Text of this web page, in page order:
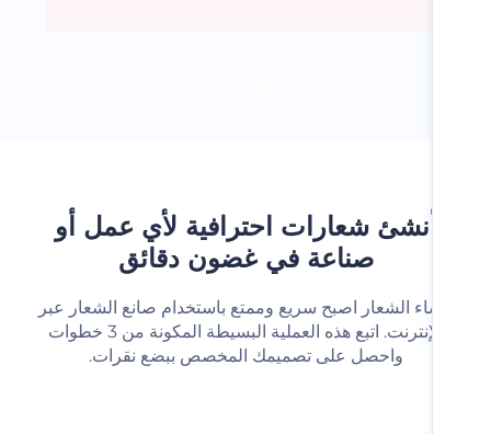
شعارات احترافية لأي عمل أو
صناعة في غضون دقائق
الشعار اصبح سريع وممتع باستخدام صانع الشعار عبر
الإنترنت. اتبع هذه العملية البسيطة المكونة من 3 خطوات
واحصل على تصميمك المخصص ببضع نقرات.‬